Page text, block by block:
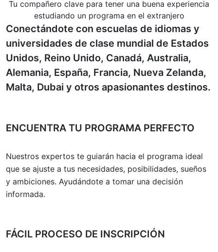
Tu compañero clave para tener una buena experiencia
estudiando un programa en el extranjero
Conectándote con escuelas de idiomas y
universidades de clase mundial de Estados
Unidos, Reino Unido, Canadá, Australia,
Alemania, España, Francia, Nueva Zelanda,
Malta, Dubai y otros apasionantes destinos.
ENCUENTRA TU PROGRAMA PERFECTO
Nuestros expertos te guiarán hacia el programa ideal
que se ajuste a tus necesidades, posibilidades, sueños
y ambiciones. Ayudándote a tomar una decisión
informada.
FÁCIL PROCESO DE INSCRIPCIÓN